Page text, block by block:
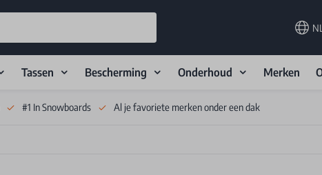
NL
Tassen Bescherming Onderhoud Merken
#1 In Snowboards Al je favoriete merken onder een dak